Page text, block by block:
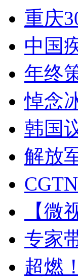
重庆
中国
年终
悼念
韩国
解放
【
专家
超燃